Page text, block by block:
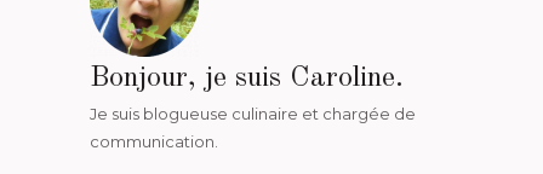
Bonjour, je suis Caroline.
Je suis blogueuse culinaire et chargée de
communication.